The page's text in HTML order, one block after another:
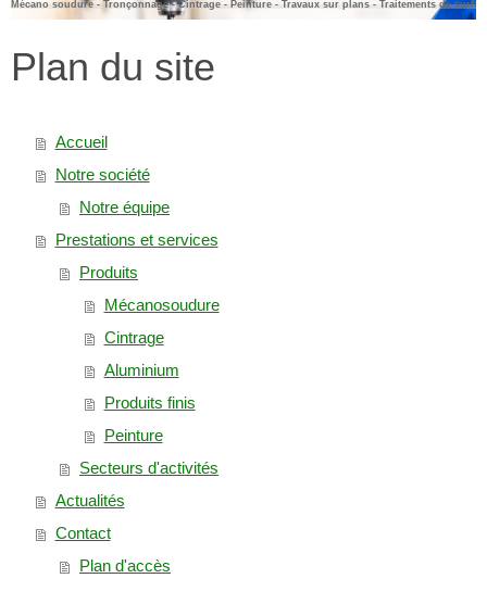
Mécano soudure - Tronçonnage - Cintrage - Peinture - Travaux sur plans - Traitements de
Plan du site
Accueil
Notre société
Notre équipe
Prestations et services
Produits
Mécanosoudure
Cintrage
Aluminium
Produits finis
Peinture
Secteurs d'activités
Actualités
Contact
Plan d'accès